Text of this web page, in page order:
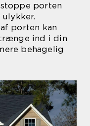
porten
porten kan
ind i din
behagelig